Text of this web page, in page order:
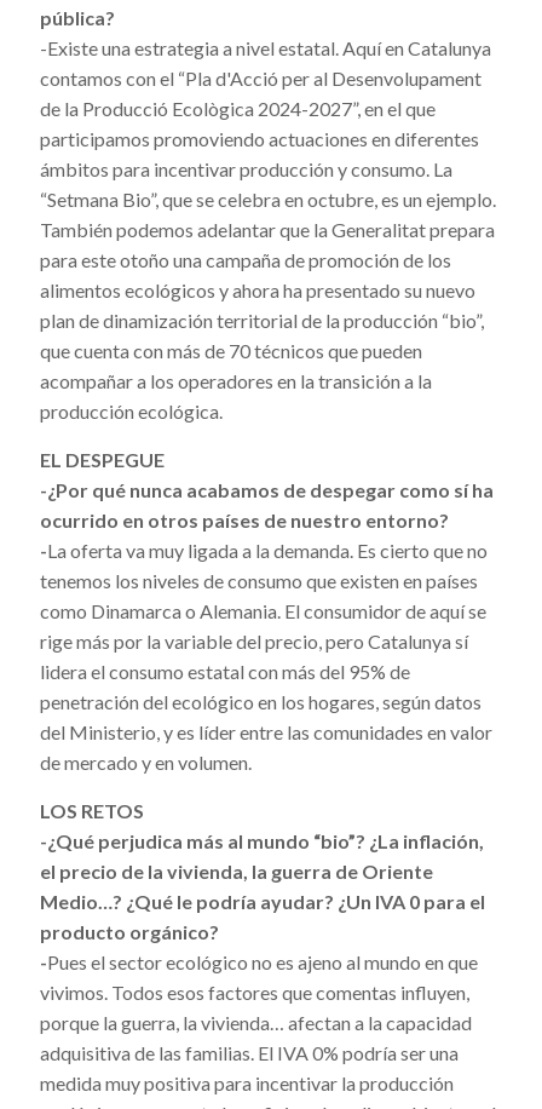
pública?
-Existe una estrategia a nivel estatal. Aquí en Catalunya
contamos con el “Pla d'Acció per al Desenvolupament
de la Producció Ecològica 2024-2027”, en el que
participamos promoviendo actuaciones en diferentes
ámbitos para incentivar producción y consumo. La
“Setmana Bio”, que se celebra en octubre, es un ejemplo.
También podemos adelantar que la Generalitat prepara
para este otoño una campaña de promoción de los
alimentos ecológicos y ahora ha presentado su nuevo
plan de dinamización territorial de la producción “bio”,
que cuenta con más de 70 técnicos que pueden
acompañar a los operadores en la transición a la
producción ecológica.
EL DESPEGUE
-¿Por qué nunca acabamos de despegar como sí ha
ocurrido en otros países de nuestro entorno?
-La oferta va muy ligada a la demanda. Es cierto que no
tenemos los niveles de consumo que existen en países
como Dinamarca o Alemania. El consumidor de aquí se
rige más por la variable del precio, pero Catalunya sí
lidera el consumo estatal con más del 95% de
penetración del ecológico en los hogares, según datos
del Ministerio, y es líder entre las comunidades en valor
de mercado y en volumen.
LOS RETOS
-¿Qué perjudica más al mundo “bio”? ¿La inflación,
el precio de la vivienda, la guerra de Oriente
Medio…? ¿Qué le podría ayudar? ¿Un IVA 0 para el
producto orgánico?
-Pues el sector ecológico no es ajeno al mundo en que
vivimos. Todos esos factores que comentas influyen,
porque la guerra, la vivienda… afectan a la capacidad
adquisitiva de las familias. El IVA 0% podría ser una
medida muy positiva para incentivar la producción